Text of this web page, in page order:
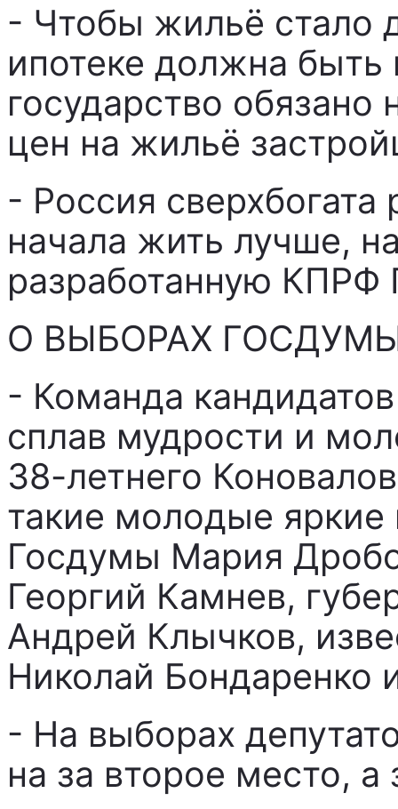
- Чтобы жильё стало
ипотеке должна
государство обязано
цен на жильё
- Россия
начала жить лучше,
разработанную
О ВЫБОРАХ
- Команда
сплав мудрости и
38-летнего
такие молодые яркие
Госдумы Мария
Георгий Камнев,
Андрей Клычков,
Николай Бондаренко
- На выборах
на за второе место, а